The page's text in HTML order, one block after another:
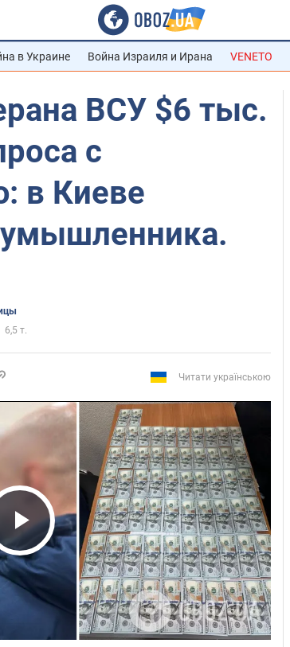
в Украине Война Израиля и Ирана VENETO
ВСУ $6 тыс.
с
в Киеве
6,5 т.
Читати українською
Video